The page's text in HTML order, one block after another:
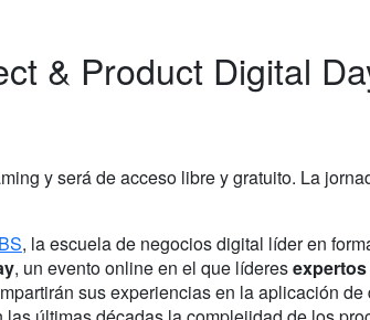
& Product Digital
y será de acceso libre y gratuito. La
, la escuela de negocios digital líder en
, un evento online en el que líderes
sus experiencias en la aplicación